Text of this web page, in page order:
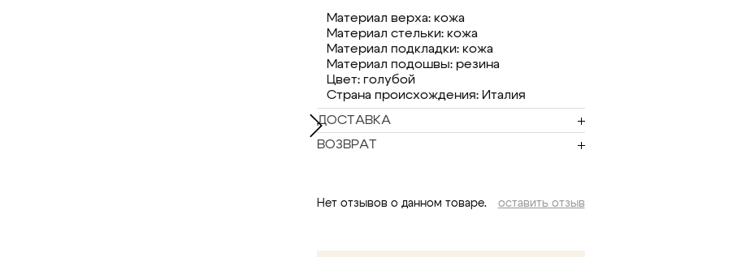
Материал верха: кожа
Материал стельки: кожа
Материал подкладки: кожа
Материал подошвы: резина
Цвет: голубой
Страна происхождения: Италия
ДОСТАВКА
ВОЗВРАТ
Нет отзывов о данном товаре. оставить отзыв